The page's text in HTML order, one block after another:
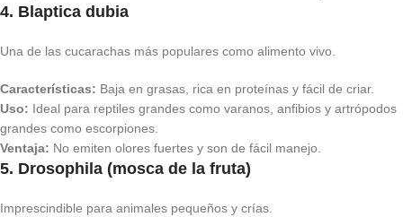
4. Blaptica dubia
Una de las cucarachas más populares como alimento vivo.
Características: Baja en grasas, rica en proteínas y fácil de criar.
Uso: Ideal para reptiles grandes como varanos, anfibios y artrópodos
grandes como escorpiones.
Ventaja: No emiten olores fuertes y son de fácil manejo.
5. Drosophila (mosca de la fruta)
Imprescindible para animales pequeños y crías.